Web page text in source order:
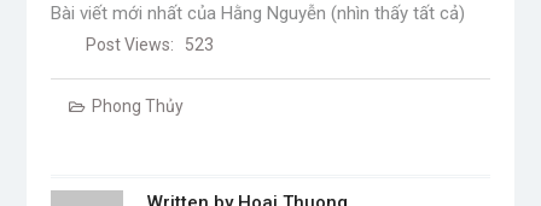
Bài viết mới nhất của Hằng Nguyễn (nhìn thấy tất cả)
Post Views: 523
Phong Thủy